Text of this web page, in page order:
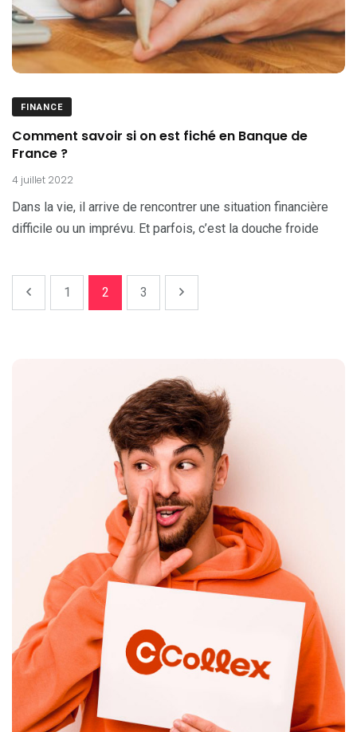
FINANCE
Comment savoir si on est fiché en Banque de
France ?
4 juillet 2022
Dans la vie, il arrive de rencontrer une situation financière
difficile ou un imprévu. Et parfois, c’est la douche froide
1 2 3